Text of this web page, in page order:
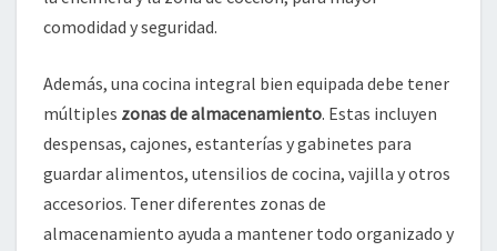
comodidad y seguridad.
Además, una cocina integral bien equipada debe tener
múltiples zonas de almacenamiento. Estas incluyen
despensas, cajones, estanterías y gabinetes para
guardar alimentos, utensilios de cocina, vajilla y otros
accesorios. Tener diferentes zonas de
almacenamiento ayuda a mantener todo organizado y